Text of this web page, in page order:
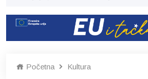
Početna Kultura